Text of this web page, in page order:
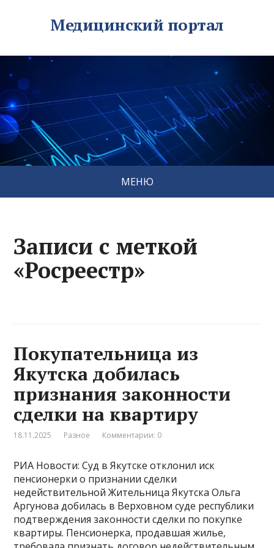
Медицинский портал
МЕНЮ
Записи с меткой
«Росреестр»
Покупательница из
Якутска добилась
признания законности
сделки на квартиру
18.11.2025 Разное Комментарии: 0
РИА Новости: Суд в Якутске отклонил иск
пенсионерки о признании сделки
недействительной Жительница Якутска Ольга
Аргунова добилась в Верховном суде республики
подтверждения законности сделки по покупке
квартиры. Пенсионерка, продавшая жилье,